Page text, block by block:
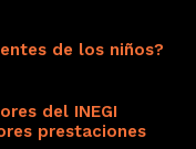
de los niños?
del INEGI
prestaciones